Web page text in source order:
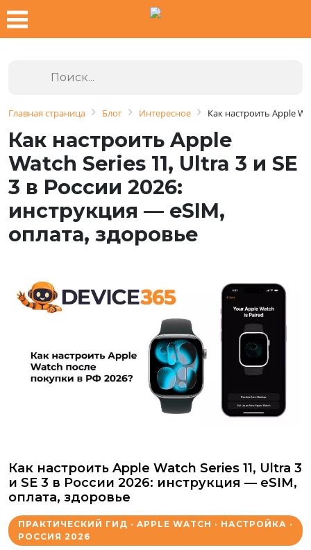
Главная страница Блог Интересное Как настроить Apple
Как настроить Apple
Watch Series 11, Ultra 3 и SE
3 в России 2026:
инструкция — eSIM,
оплата, здоровье
Как настроить Apple Watch Series 11, Ultra 3
и SE 3 в России 2026: инструкция — eSIM,
оплата, здоровье
ПРАКТИЧЕСКИЙ ГИД · APPLE WATCH · НАСТРОЙКА ·
РОССИЯ 2026